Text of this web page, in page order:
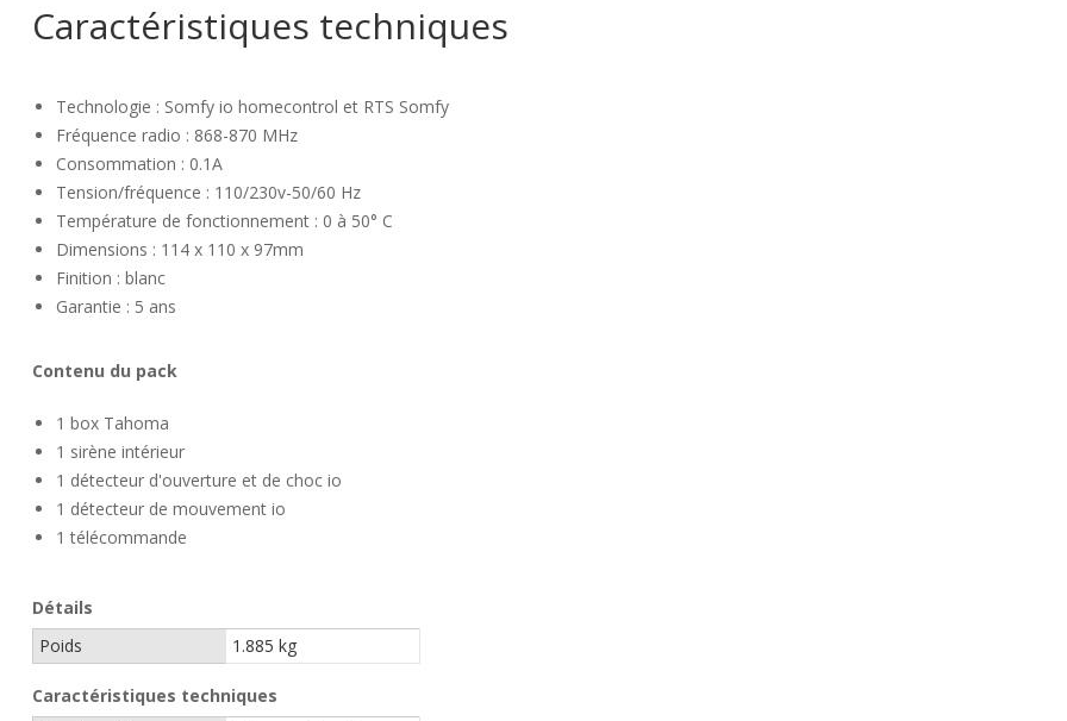
Caractéristiques techniques
Technologie : Somfy io homecontrol et RTS Somfy
Fréquence radio : 868-870 MHz
Consommation : 0.1A
Tension/fréquence : 110/230v-50/60 Hz
Température de fonctionnement : 0 à 50° C
Dimensions : 114 x 110 x 97mm
Finition : blanc
Garantie : 5 ans
Contenu du pack
1 box Tahoma
1 sirène intérieur
1 détecteur d'ouverture et de choc io
1 détecteur de mouvement io
1 télécommande
Détails
Poids
1.885 kg
Caractéristiques techniques